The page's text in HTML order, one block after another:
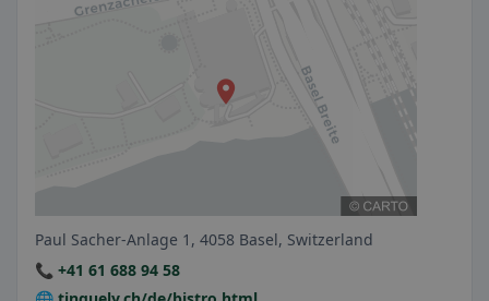
Paul Sacher-Anlage 1, 4058 Basel, Switzerland
📞 +41 61 688 94 58